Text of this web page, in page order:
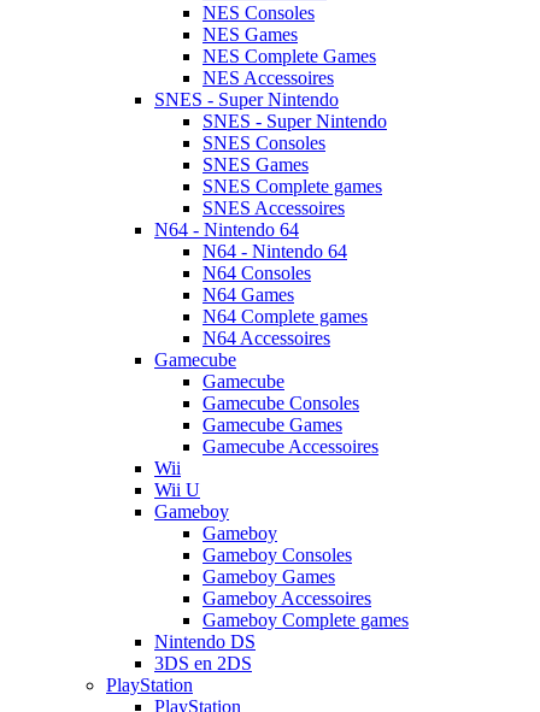
NES Consoles
NES Games
NES Complete Games
NES Accessoires
SNES - Super Nintendo
SNES - Super Nintendo
SNES Consoles
SNES Games
SNES Complete games
SNES Accessoires
N64 - Nintendo 64
N64 - Nintendo 64
N64 Consoles
N64 Games
N64 Complete games
N64 Accessoires
Gamecube
Gamecube
Gamecube Consoles
Gamecube Games
Gamecube Accessoires
Wii
Wii U
Gameboy
Gameboy
Gameboy Consoles
Gameboy Games
Gameboy Accessoires
Gameboy Complete games
Nintendo DS
3DS en 2DS
PlayStation
PlayStation